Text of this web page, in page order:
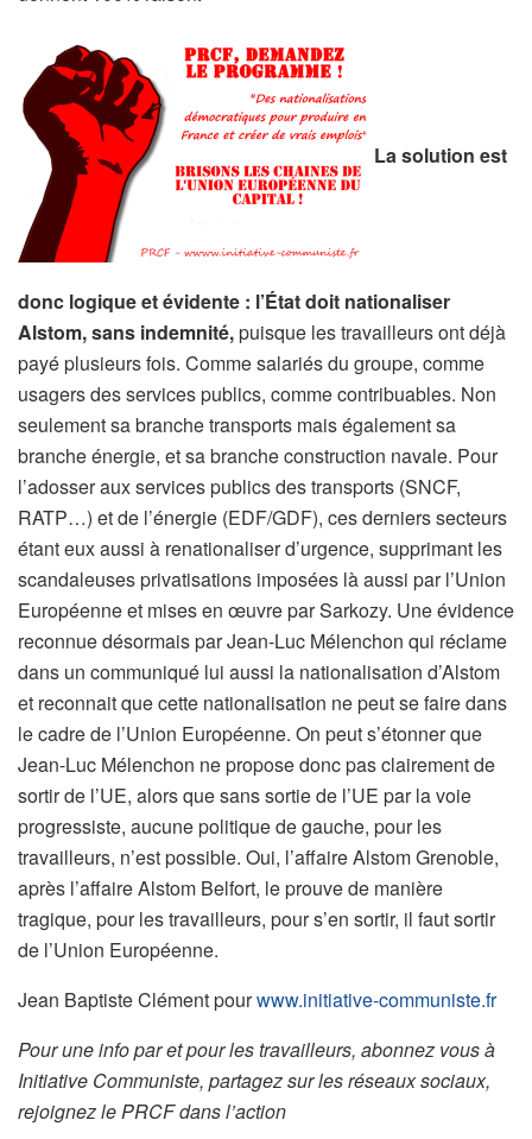
La solution est
donc logique et évidente : l’État doit nationaliser
Alstom, sans indemnité,puisque les travailleurs ont déjà
payé plusieurs fois. Comme salariés du groupe, comme
usagers des services publics, comme contribuables. Non
seulement sa branche transports mais également sa
branche énergie, et sa branche construction navale. Pour
l’adosser aux services publics des transports (SNCF,
RATP…) et de l’énergie (EDF/GDF), ces derniers secteurs
étant eux aussi à renationaliser d’urgence, supprimant les
scandaleuses privatisations imposées là aussi par l’Union
Européenne et mises en œuvre par Sarkozy. Une évidence
reconnue désormais par Jean-Luc Mélenchon qui réclame
dans un communiqué lui aussi la nationalisation d’Alstom
et reconnait que cette nationalisation ne peut se faire dans
le cadre de l’Union Européenne. On peut s’étonner que
Jean-Luc Mélenchon ne propose donc pas clairement de
sortir de l’UE, alors que sans sortie de l’UE par la voie
progressiste, aucune politique de gauche, pour les
travailleurs, n’est possible. Oui, l’affaire Alstom Grenoble,
après l’affaire Alstom Belfort, le prouve de manière
tragique, pour les travailleurs, pour s’en sortir, il faut sortir
de l’Union Européenne.
Jean Baptiste Clément pourwww.initiative-communiste.fr
Pour une info par et pour les travailleurs, abonnez vous à
Initiative Communiste, partagez sur les réseaux sociaux,
rejoignez le PRCF dans l’action